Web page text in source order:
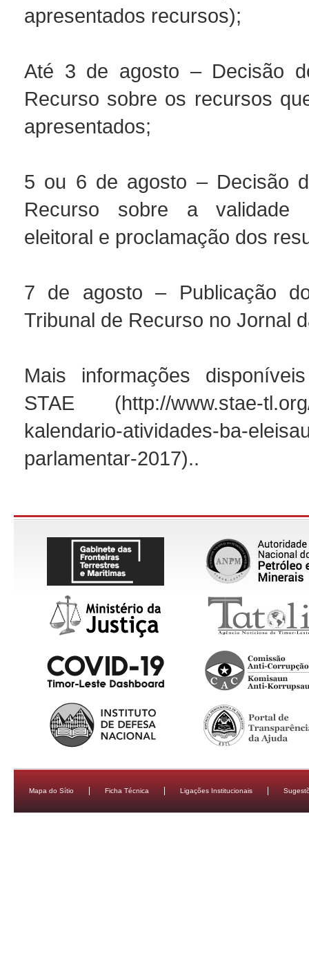
apresentados recursos);
Até 3 de agosto – Decisão
Recurso sobre os recursos
apresentados;
5 ou 6 de agosto – Decisão
Recurso sobre a validade
eleitoral e proclamação dos
7 de agosto – Publicação
Tribunal de Recurso no Jornal
Mais informações
STAE (http://www.stae-
kalendario-atividades-ba-
parlamentar-2017)..
Mapa do Sítio Ficha Técnica Ligações Institucionais